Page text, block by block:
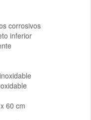
corrosivos
inferior
60 cm